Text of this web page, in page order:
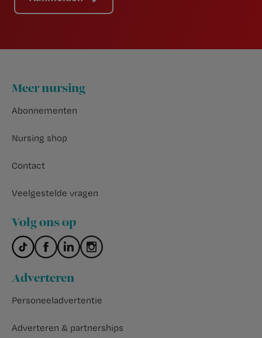
Footer
Meer nursing
Abonnementen
Nursing shop
Contact
Veelgestelde vragen
Volg ons op
Adverteren
Personeeladvertentie
Adverteren & partnerships